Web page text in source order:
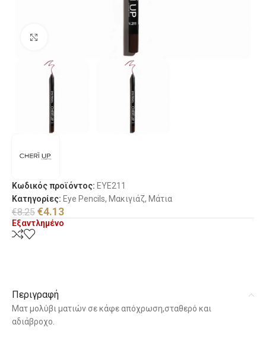
Κωδικός προϊόντος: EYE211
Κατηγορίες: Eye Pencils, Μακιγιάζ, Μάτια
€8.25 €4.13
Εξαντλημένο
Περιγραφή
Ματ μολύβι ματιών σε κάφε απόχρωση,σταθερό και
αδιάβροχο.